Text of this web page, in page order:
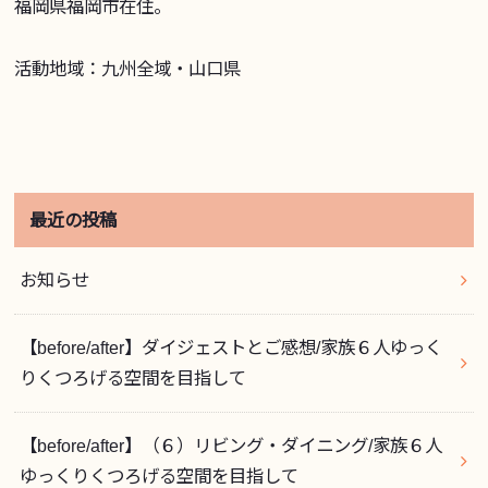
福岡県福岡市在住。
活動地域：九州全域・山口県
最近の投稿
お知らせ
【before/after】ダイジェストとご感想/家族６人ゆっく
りくつろげる空間を目指して
【before/after】（６）リビング・ダイニング/家族６人
ゆっくりくつろげる空間を目指して